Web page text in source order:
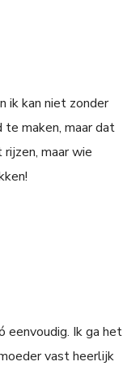
ik kan niet zonder
maken, maar dat
maar wie
eenvoudig. Ik ga het
vast heerlijk